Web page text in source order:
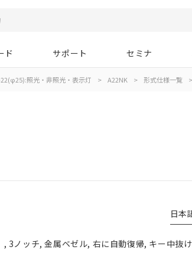
ド サポート セミナ
照光・非照光・表示灯 > A22NK > 形式仕様一覧 >
日本
3ノッチ, 金属ベゼル, 右に自動復帰, キー中抜